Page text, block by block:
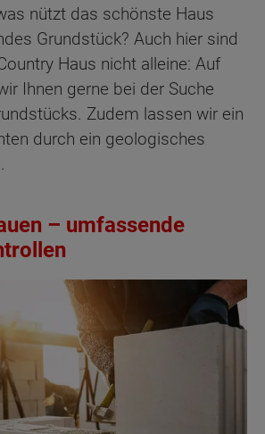
nützt das schönste Haus
Grundstück? Auch hier sind
Haus nicht alleine: Auf
Ihnen gerne bei der Suche
Zudem lassen wir ein
durch ein geologisches
– umfassende